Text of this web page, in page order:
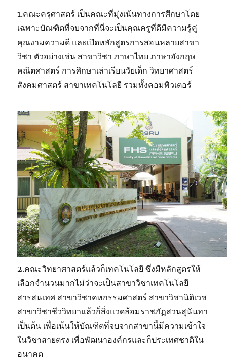
1.คณะครุศาสตร์ เป็นคณะที่มุ่งเน้นทางการศึกษาโดย
เฉพาะบัณฑิตที่จบจากที่นี่จะเป็นคุณครูที่ดีมีความรู้คู่
คุณงามความดี และเปิดหลักสูตรการสอนหลายสาขา
วิชา ตัวอย่างเช่น สาขาวิชา ภาษาไทย ภาษาอังกฤษ
คณิตศาสตร์ การศึกษาเล่าเรียนวัยเด็ก วิทยาศาสตร์
สังคมศาสตร์ สาขาเทคโนโลยี รวมทั้งคอมพิวเตอร์
2.คณะวิทยาศาสตร์แล้วก็เทคโนโลยี ซึ่งมีหลักสูตรให้
เลือกจำนวนมากไม่ว่าจะเป็นสาขาวิชาเทคโนโลยี
สารสนเทศ สาขาวิชาคหกรรมศาสตร์ สาขาวิชานิติเวช
สาขาวิชาชีววิทยาแล้วก็สิ่งแวดล้อมราชภัฏสวนสุนันทา
เป็นต้น เพื่อเน้นให้บัณฑิตที่จบจากสาขานี้มีความเข้าใจ
ในวิชาสายตรง เพื่อพัฒนาองค์กรและก็ประเทศชาติใน
อนาคต